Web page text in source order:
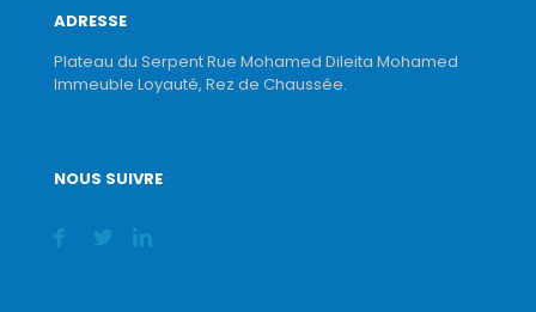
ADRESSE
Plateau du Serpent Rue Mohamed Dileita Mohamed
Immeuble Loyauté, Rez de Chaussée.
NOUS SUIVRE